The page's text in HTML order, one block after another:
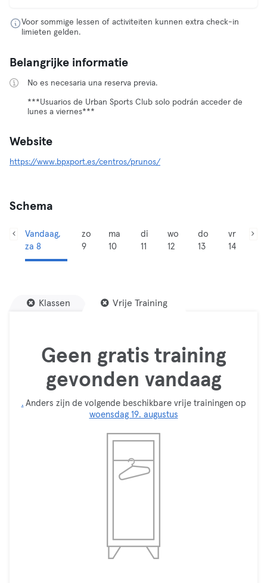
Voor sommige lessen of activiteiten kunnen extra check-in
limieten gelden.
Belangrijke informatie
No es necesaria una reserva previa.
***Usuarios de Urban Sports Club solo podrán acceder de
lunes a viernes***
Website
https://www.bpxport.es/centros/prunos/
Schema
Vandaag,
za 8
zo
9
ma
10
di
11
wo
12
do
13
vr
14
Klassen Vrije Training
Geen gratis training
gevonden vandaag
. Anders zijn de volgende beschikbare vrije trainingen op
woensdag 19. augustus